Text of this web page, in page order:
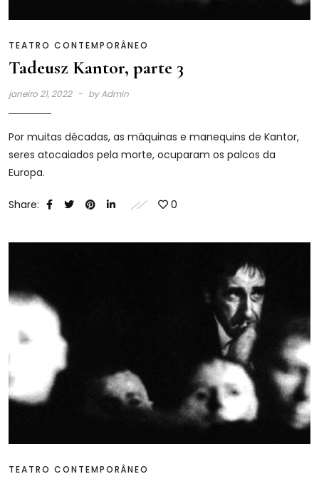
TEATRO CONTEMPORÂNEO
Tadeusz Kantor, parte 3
janeiro 21, 2022 byAdmin
Por muitas décadas, as máquinas e manequins de Kantor,
seres atocaiados pela morte, ocuparam os palcos da
Europa.
Share: 0
TEATRO CONTEMPORÂNEO